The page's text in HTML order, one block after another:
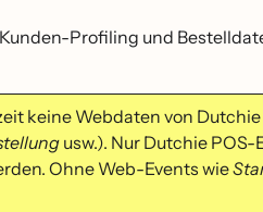
Profiling und
keine Webdaten von
usw.). Nur Dutchie POS-
Ohne Web-Events wie